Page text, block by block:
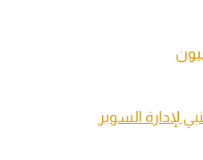
لإدارة السوبر